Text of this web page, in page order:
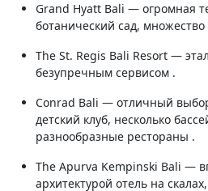
Grand Hyatt Bali — огромная территория, похожая на
ботанический сад, множество
The St. Regis Bali Resort — эталонный люкс с
безупречным сервисом .
Conrad Bali — отличный выбор для семей: большой
детский клуб, несколько
разнообразные рестораны .
The Apurva Kempinski Bali — впечатляющий
архитектурой отель на